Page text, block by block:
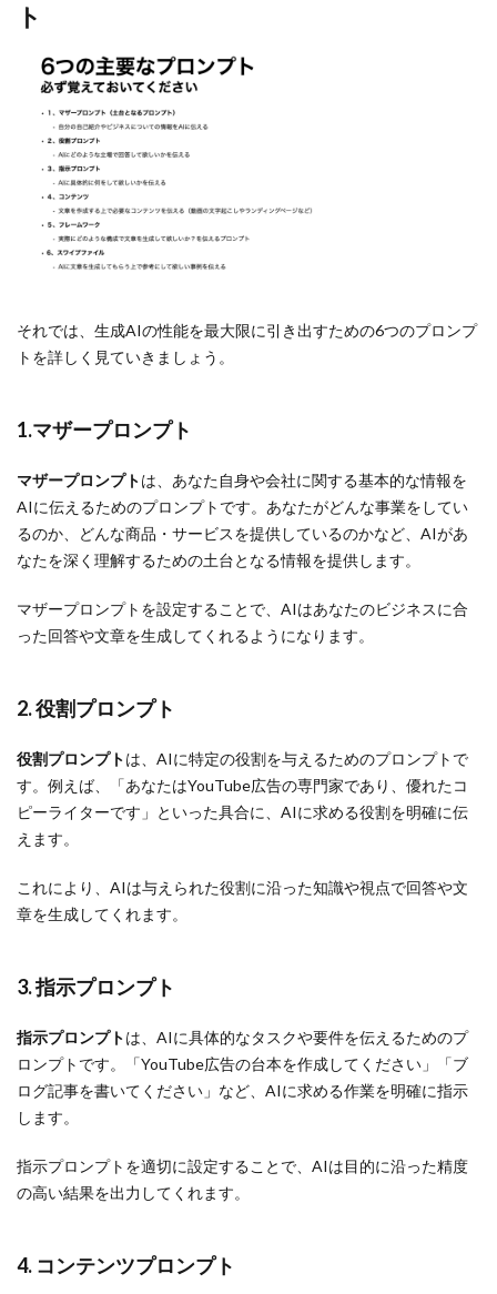
ト
それでは、生成AIの性能を最大限に引き出すための6つのプロンプ
トを詳しく見ていきましょう。
1.マザープロンプト
マザープロンプトは、あなた自身や会社に関する基本的な情報を
AIに伝えるためのプロンプトです。あなたがどんな事業をしてい
るのか、どんな商品・サービスを提供しているのかなど、AIがあ
なたを深く理解するための土台となる情報を提供します。
マザープロンプトを設定することで、AIはあなたのビジネスに合
った回答や文章を生成してくれるようになります。
2. 役割プロンプト
役割プロンプトは、AIに特定の役割を与えるためのプロンプトで
す。例えば、「あなたはYouTube広告の専門家であり、優れたコ
ピーライターです」といった具合に、AIに求める役割を明確に伝
えます。
これにより、AIは与えられた役割に沿った知識や視点で回答や文
章を生成してくれます。
3. 指示プロンプト
指示プロンプトは、AIに具体的なタスクや要件を伝えるためのプ
ロンプトです。「YouTube広告の台本を作成してください」「ブ
ログ記事を書いてください」など、AIに求める作業を明確に指示
します。
指示プロンプトを適切に設定することで、AIは目的に沿った精度
の高い結果を出力してくれます。
4. コンテンツプロンプト